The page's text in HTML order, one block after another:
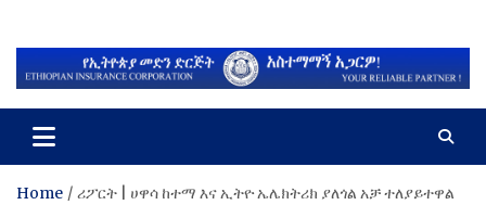
ሶከር ኢትዮጵያ
Home ሪፖርት | ሀዋሳ ከተማ እና ኢትዮ ኤሌክትሪክ ያለጎል አቻ ተለያይተዋል